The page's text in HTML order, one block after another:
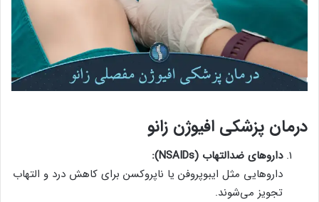
درمان پزشکی افیوژن زانو
داروهای ضدالتهاب (NSAIDs):
داروهایی مثل ایبوپروفن یا ناپروکسن برای کاهش درد و التهاب
تجویز می‌شوند.